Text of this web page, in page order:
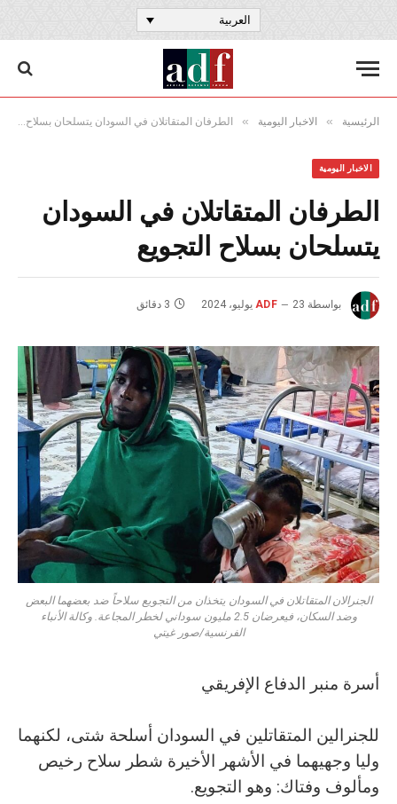
العربية
الرئيسية » الاخبار اليومية » الطرفان المتقاتلان في السودان يتسلحان بسلاح التجويع
الاخبار اليومية
الطرفان المتقاتلان في السودان
يتسلحان بسلاح التجويع
بواسطة ADF 23 يوليو، 2024 3 دقائق
الجنرالان المتقاتلان في السودان يتخذان من التجويع سلاحاً ضد بعضهما البعض
وضد السكان، فيعرضان 2.5 مليون سوداني لخطر المجاعة. وكالة الأنباء
الفرنسية/صور غيتي
أسرة منبر الدفاع الإفريقي
للجنرالين المتقاتلين في السودان أسلحة شتى، لكنهما
وليا وجهيهما في الأشهر الأخيرة شطر سلاح رخيص
ومألوف وفتاك: وهو التجويع.